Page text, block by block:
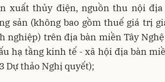
xuất thủy điện, nguồn thu nội
sản (không bao gồm thuế giá trị
nghiệp) trên địa bàn miền Tây
hạ tầng kinh tế - xã hội địa bàn
Dự thảo Nghị quyết);